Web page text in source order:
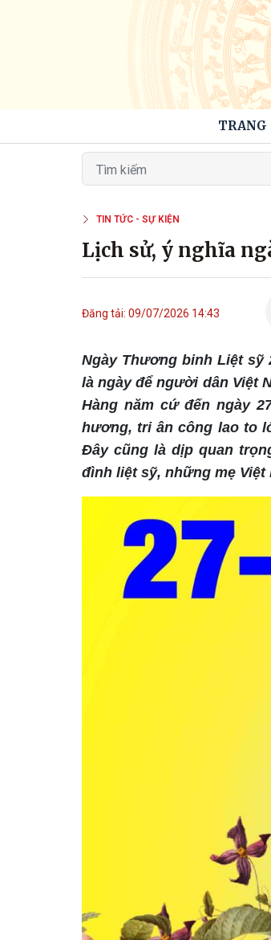
TRANG
TIN TỨC - SỰ KIỆN
Lịch sử, ý nghĩa
Đăng tải: 09/07/2026 14:43
Ngày Thương binh Liệt sỹ
là ngày để người dân Việt
Hàng năm cứ đến ngày
hương, tri ân công lao to
Đây cũng là dịp quan
đình liệt sỹ, những mẹ Việt